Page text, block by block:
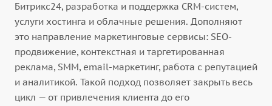
Битрикс24, разработка и поддержка CRM-систем,
услуги хостинга и облачные решения. Дополняют
это направление маркетинговые сервисы: SEO-
продвижение, контекстная и таргетированная
реклама, SMM, email-маркетинг, работа с репутацией
и аналитикой. Такой подход позволяет закрыть весь
цикл — от привлечения клиента до его